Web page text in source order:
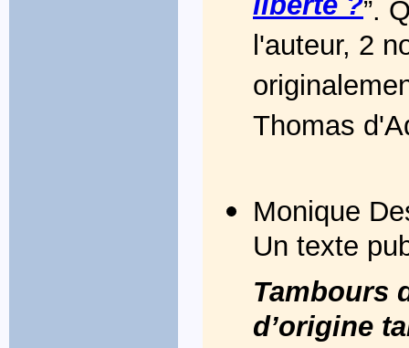
liberté ?”.
l'auteur, 2
Thomas
Monique
Un texte
Tambours
d’origine